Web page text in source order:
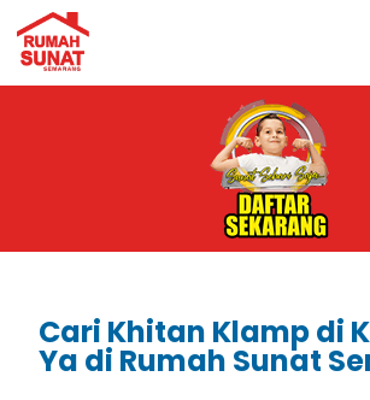
Cari Khitan Klamp di
Ya di Rumah Sunat